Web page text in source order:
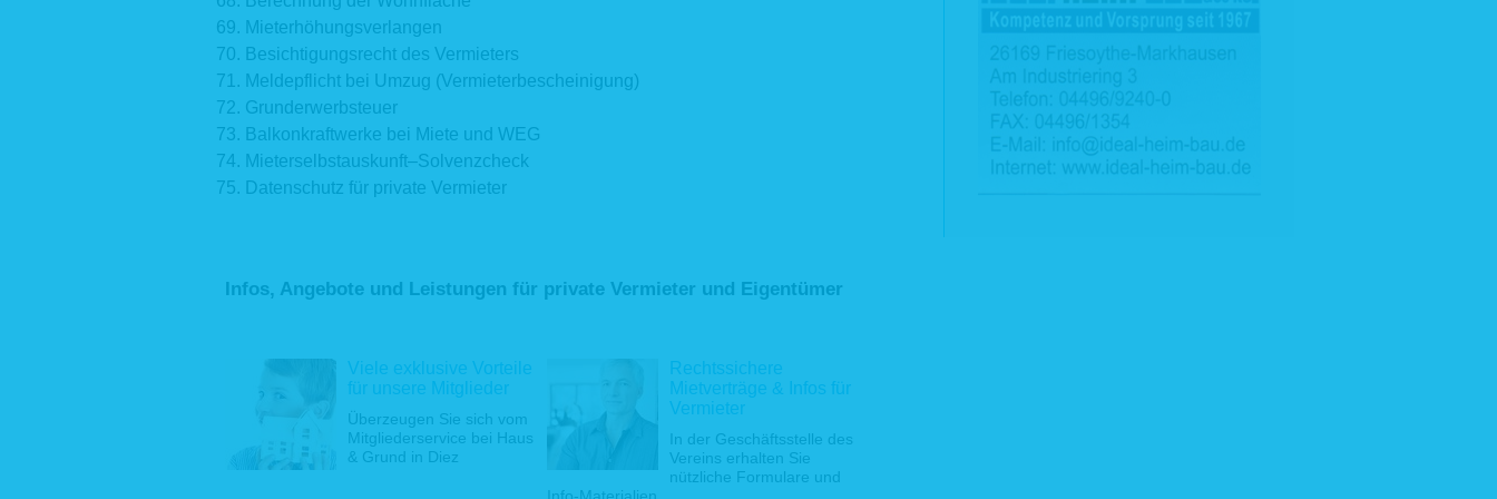
Mieterhöhungsverlangen
Besichtigungsrecht des Vermieters
Meldepflicht bei Umzug (Vermieterbescheinigung)
Grunderwerbsteuer
Balkonkraftwerke bei Miete und WEG
Mieterselbstauskunft–Solvenzcheck
Datenschutz für private Vermieter
Infos, Angebote und Leistungen für private Vermieter und Eigentümer
Viele exklusive Vorteile
für unsere Mitglieder
Überzeugen Sie sich vom
Mitgliederservice bei Haus
& Grund in Diez
Rechtssichere
Mietverträge & Infos für
Vermieter
In der Geschäftsstelle des
Vereins erhalten Sie
nützliche Formulare und
Eine Verarbeitung von personenbezogenen Daten für bestimmte Zwecke (z. B. Zusendung von
Newslettern per E-Mail nach Anklicken des Bestätigungslinks, welcher Ihnen zugesandt wird,
Weitergabe an andere Dritte, Auswertung von Daten für Marketingzwecke) findet statt, wenn Sie uns
Wir verarbeiten personenbezogene Daten, deren Angabe erforderlich ist, für die Erfüllung eines
Vertrags, dessen Vertragspartei Sie sind, oder zur Durchführung vorvertraglicher Maßnahmen wie zu
Kontaktformular, erfolgen. Die Zwecke der Datenverarbeitung richtet sich nach dem konkreten Vertrag
Beratung sowie die Durchführung von weiteren Aktionen umfassen. Im Rahmen Ihrer Bewerbung
Durchführung oder Beendigung oder zur Ausübung oder Erfüllung der sich aus einem Gesetz
ergebenden Rechte und Pflichten erforderlich ist.
2.3 Gesetzliche Vorgaben (Art. 6 Abs. 1c DS-GVO)
Aufgrund rechtlicher Verpflichtung erfolgt eine Datenverarbeitung z.B. für Zwecke der Betrugs- und
Geldwäscheprävention, Erfüllung steuerrechtlicher Kontroll- und Meldepflichten und der Auskunft an